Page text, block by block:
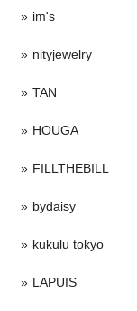
im's
nityjewelry
TAN
HOUGA
FILLTHEBILL
bydaisy
kukulu tokyo
LAPUIS